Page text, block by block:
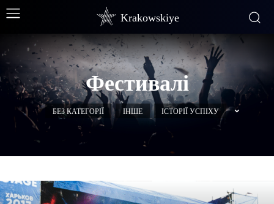
Krakowskiye
Фестивалі
БЕЗ КАТЕГОРІЇ ІНШЕ ІСТОРІЇ УСПІХУ